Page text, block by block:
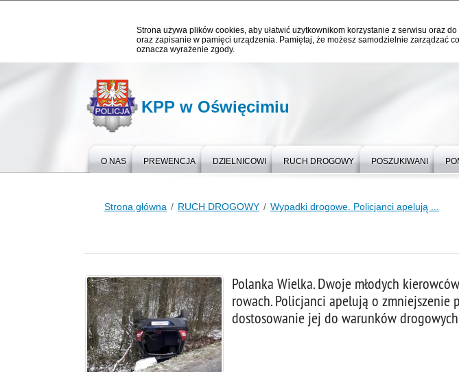
Strona używa plików cookies, aby ułatwić użytkownikom korzystanie z serwisu oraz
oraz zapisanie w pamięci urządzenia. Pamiętaj, że możesz samodzielnie zarządzać
oznacza wyrażenie zgody.
KPP w Oświęcimiu
O NAS PREWENCJA DZIELNICOWI RUCH DROGOWY POSZUKIWANI
Strona główna RUCH DROGOWY Wypadki drogowe. Policjanci apelują ...
Polanka Wielka. Dwoje młodych
rowach. Policjanci apelują o zmniejszenie
dostosowanie jej do warunków